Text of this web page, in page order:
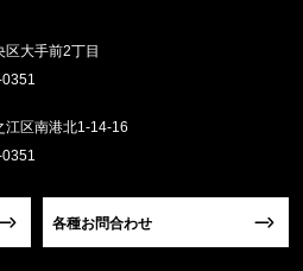
大手前2丁目
江区南港北1-14-16
各種お問合わせ